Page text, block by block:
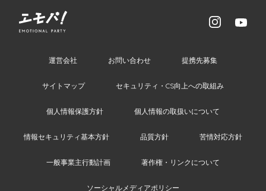
運営会社 お問い合わせ 提携先募集
サイトマップ セキュリティ・CS向上への取組み
個人情報保護方針 個人情報の取扱いについて
情報セキュリティ基本方針 品質方針 苦情対応方針
一般事業主行動計画 著作権・リンクについて
ソーシャルメディアポリシー